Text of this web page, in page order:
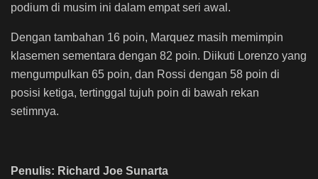
podium di musim ini dalam empat seri awal.
Dengan tambahan 16 poin, Marquez masih memimpin
klasemen sementara dengan 82 poin. Diikuti Lorenzo yang
mengumpulkan 65 poin, dan Rossi dengan 58 poin di
posisi ketiga, tertinggal tujuh poin di bawah rekan
setimnya.
Penulis: Richard Joe Sunarta